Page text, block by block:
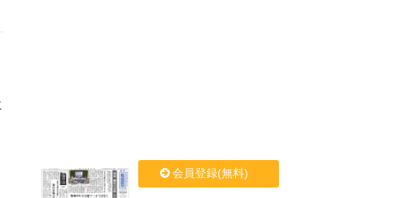
会員登録(無料)